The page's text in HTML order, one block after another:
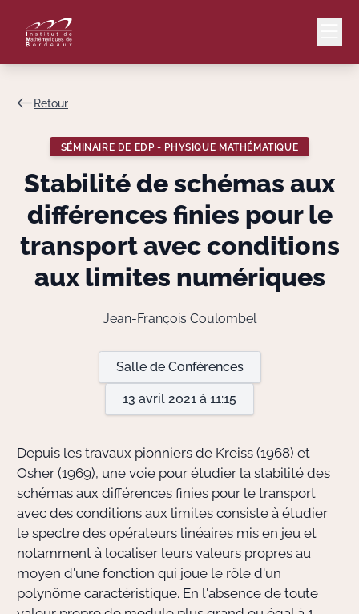
Lang
Le Laboratoire
Doctorant·e·s
Bibliothèque
Informatique
Retour
SÉMINAIRE DE EDP - PHYSIQUE MATHÉMATIQUE
Stabilité de schémas aux
différences finies pour le
transport avec conditions
aux limites numériques
Jean-François Coulombel
Salle de Conférences
13 avril 2021 à 11:15
Depuis les travaux pionniers de Kreiss (1968) et
Osher (1969), une voie pour étudier la stabilité des
schémas aux différences finies pour le transport
avec des conditions aux limites consiste à étudier
le spectre des opérateurs linéaires mis en jeu et
notamment à localiser leurs valeurs propres au
moyen d'une fonction qui joue le rôle d'un
polynôme caractéristique. En l'absence de toute